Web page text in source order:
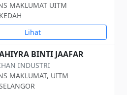
MAKLUMAT UITM
Lihat
BINTI JAAFAR
INDUSTRI
MAKLUMAT, UITM